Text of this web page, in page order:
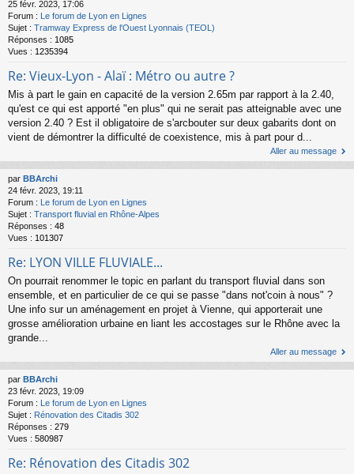
25 févr. 2023, 17:06
Forum : Le forum de Lyon en Lignes
Sujet : Tramway Express de l'Ouest Lyonnais (TEOL)
Réponses : 1085
Vues : 1235394
Re: Vieux-Lyon - Alaï : Métro ou autre ?
Mis à part le gain en capacité de la version 2.65m par rapport à la 2.40,
qu'est ce qui est apporté "en plus" qui ne serait pas atteignable avec une
version 2.40 ? Est il obligatoire de s'arcbouter sur deux gabarits dont on
vient de démontrer la difficulté de coexistence, mis à part pour d...
Aller au message
par BBArchi
24 févr. 2023, 19:11
Forum : Le forum de Lyon en Lignes
Sujet : Transport fluvial en Rhône-Alpes
Réponses : 48
Vues : 101307
Re: LYON VILLE FLUVIALE...
On pourrait renommer le topic en parlant du transport fluvial dans son
ensemble, et en particulier de ce qui se passe "dans not'coin à nous" ?
Une info sur un aménagement en projet à Vienne, qui apporterait une
grosse amélioration urbaine en liant les accostages sur le Rhône avec la
grande...
Aller au message
par BBArchi
23 févr. 2023, 19:09
Forum : Le forum de Lyon en Lignes
Sujet : Rénovation des Citadis 302
Réponses : 279
Vues : 580987
Re: Rénovation des Citadis 302